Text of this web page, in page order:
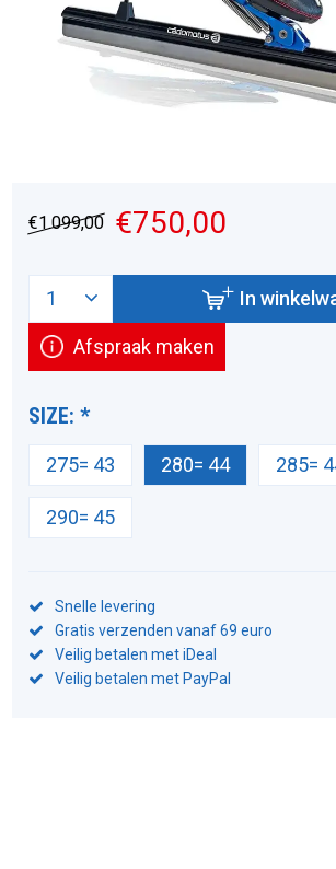
€1.099,00 €750,00
In
Afspraak maken
SIZE:*
275= 43 280= 44 285=
290= 45
Snelle levering
Gratis verzenden vanaf 69 euro
Veilig betalen met iDeal
Veilig betalen met PayPal